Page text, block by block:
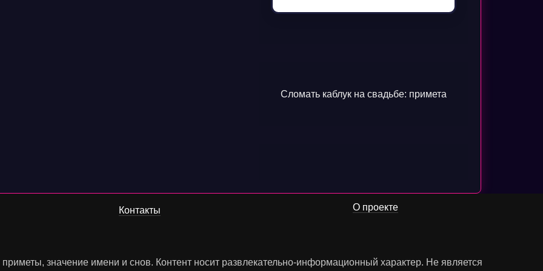
Сломать каблук на свадьбе: примета
Контакты О проекте
значение имени и снов. Контент носит развлекательно-информационный характер. Не является